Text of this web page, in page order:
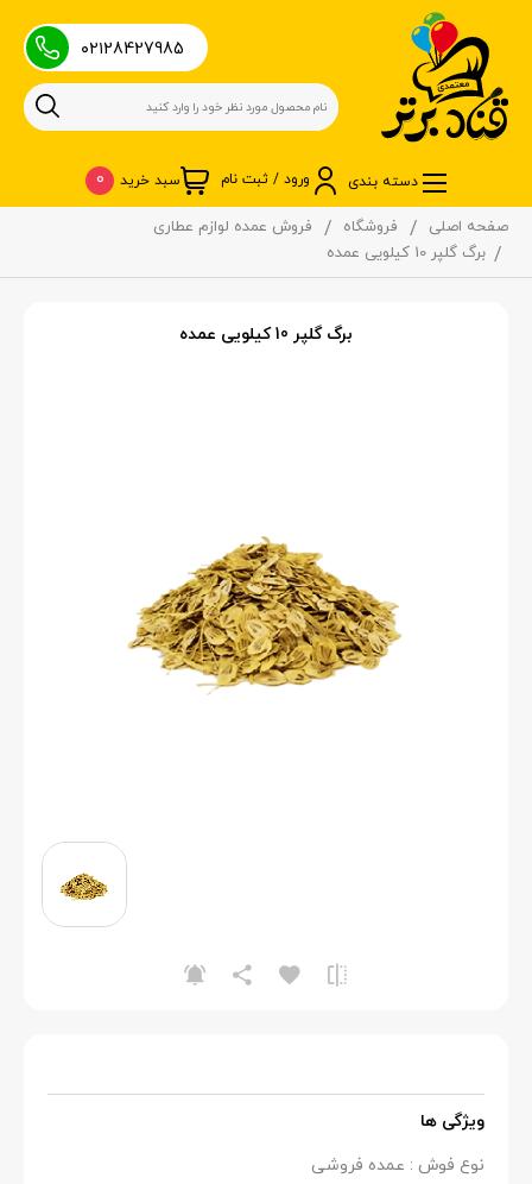
۰۲۱28427985
دسته بندی ورود / ثبت نام سبد خرید 0
صفحه اصلی فروشگاه
فروش عمده لوازم عطاری
برگ گلپر 10 کیلویی عمده
برگ گلپر 10 کیلویی عمده
ویژگی ها
نوع فوش : عمده فروشی